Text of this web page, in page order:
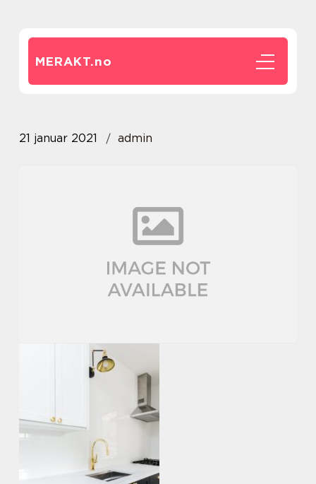
MERAKT.no
21 januar 2021 admin